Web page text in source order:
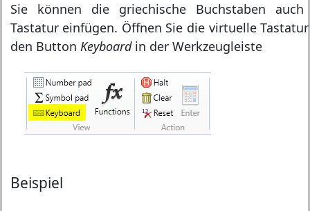
Sie können die griechische Buchstaben
Tastatur einfügen. Öffnen Sie die virtuelle
den Button Keyboardin der Werkzeugleiste
Beispiel